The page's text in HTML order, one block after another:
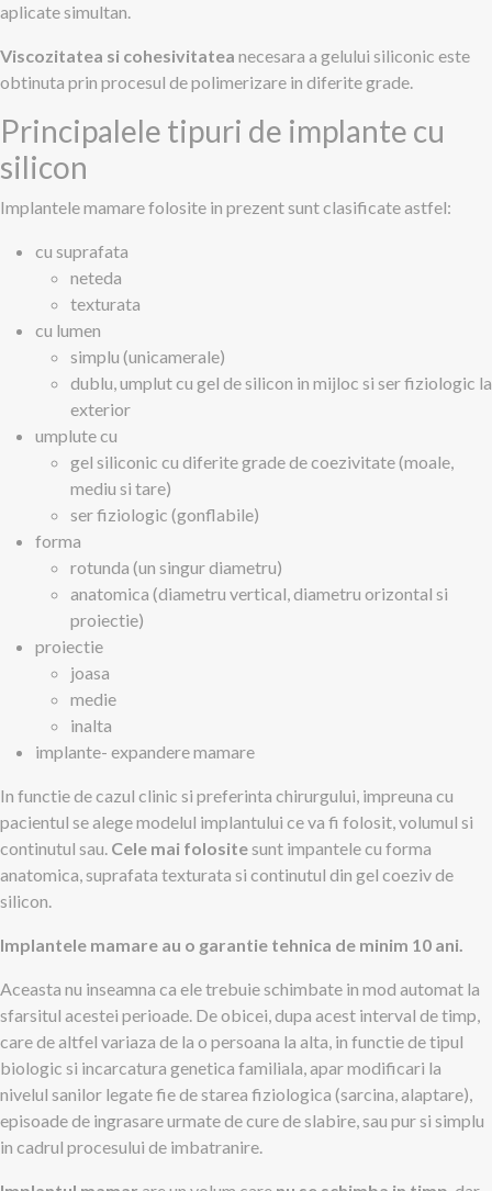
aplicate simultan.
Viscozitatea si cohesivitatea necesara a gelului siliconic este
obtinuta prin procesul de polimerizare in diferite grade.
Principalele tipuri de implante cu
silicon
Implantele mamare folosite in prezent sunt clasificate astfel:
cu suprafata
neteda
texturata
cu lumen
simplu (unicamerale)
dublu, umplut cu gel de silicon in mijloc si ser fiziologic la
exterior
umplute cu
gel siliconic cu diferite grade de coezivitate (moale,
mediu si tare)
ser fiziologic (gonflabile)
forma
rotunda (un singur diametru)
anatomica (diametru vertical, diametru orizontal si
proiectie)
proiectie
joasa
medie
inalta
implante- expandere mamare
In functie de cazul clinic si preferinta chirurgului, impreuna cu
pacientul se alege modelul implantului ce va fi folosit, volumul si
continutul sau. Cele mai folositesunt impantele cu forma
anatomica, suprafata texturata si continutul din gel coeziv de
silicon.
Implantele mamare au o garantie tehnica de minim 10 ani.
Aceasta nu inseamna ca ele trebuie schimbate in mod automat la
sfarsitul acestei perioade. De obicei, dupa acest interval de timp,
care de altfel variaza de la o persoana la alta, in functie de tipul
biologic si incarcatura genetica familiala, apar modificari la
nivelul sanilor legate fie de starea fiziologica (sarcina, alaptare),
episoade de ingrasare urmate de cure de slabire, sau pur si simplu
in cadrul procesului de imbatranire.